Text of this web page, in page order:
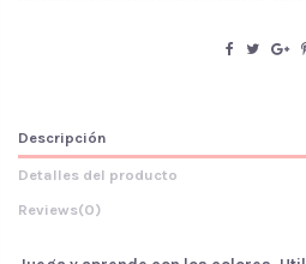
Descripción
Detalles del producto
Reviews(0)